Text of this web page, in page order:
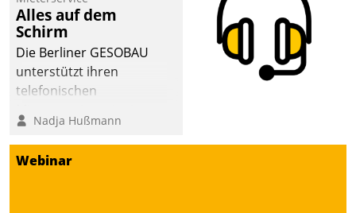
oder
Schadensmeldungen
abgeben – rund um die
Uhr.
Alles auf dem
Schirm
Die Berliner GESOBAU
unterstützt ihren
telefonischen
digitalen Cockpit, das
situationsbezogen
passende Fragen und
Nadja Hußmann
Webinar